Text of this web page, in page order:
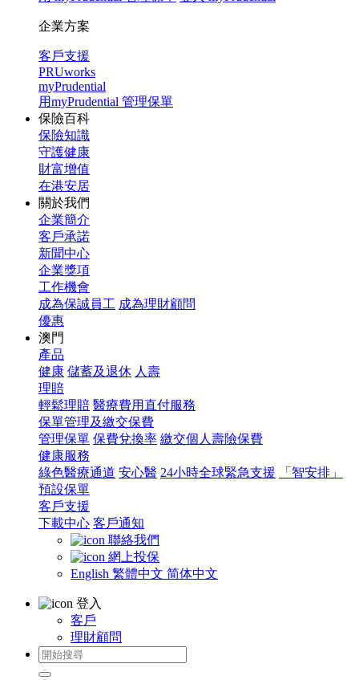
企業方案
客戶支援
PRUworks
myPrudential
用myPrudential 管理保單
保險百科
保險知識
守護健康
財富增值
在港安居
關於我們
企業簡介
客戶承諾
新聞中心
企業獎項
工作機會
成為保誠員工 成為理財顧問
優惠
澳門
產品
健康 儲蓄及退休 人壽
理賠
輕鬆理賠 醫療費用直付服務
保單管理及繳交保費
管理保單 保費兌換率 繳交個人壽險保費
健康服務
綠色醫療通道 安心醫 24小時全球緊急支援
「智安排」
預設保單
客戶支援
下載中心 客戶通知
聯絡我們
網上投保
English 繁體中文 简体中文
登入
客戶
理財顧問